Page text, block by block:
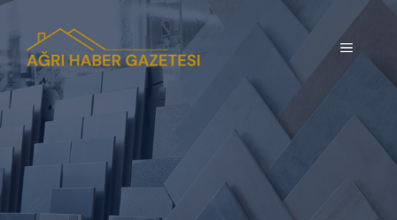
İçeriğe
atla
MENÜ